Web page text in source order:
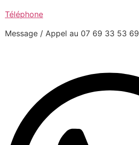
Téléphone
Message / Appel au 07 69 33 53 69